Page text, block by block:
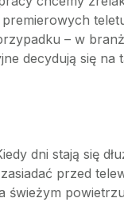
– w
decydują się na
dni stają się
przed
świeżym